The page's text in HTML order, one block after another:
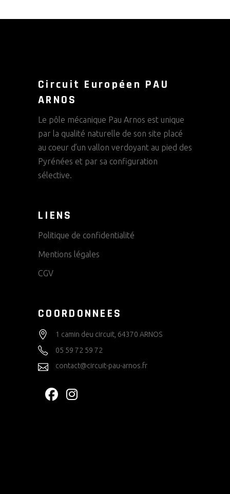
Circuit Européen PAU
ARNOS
Le pôle mécanique Pau Arnos est unique
par la qualité naturelle de son site placé
au coeur d’un vallon verdoyant au pied des
Pyrénées et par sa configuration
sélective.
LIENS
Politique de confidentialité
Mentions légales
CGV
COORDONNEES
1 camin deu circuit, 64370 ARNOS
05 59 72 59 72
contact@circuit-pau-arnos.fr